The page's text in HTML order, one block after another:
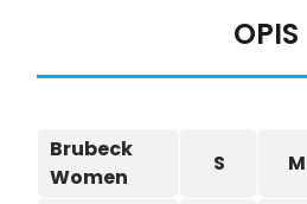
OPIS
Brubeck
Women
S M